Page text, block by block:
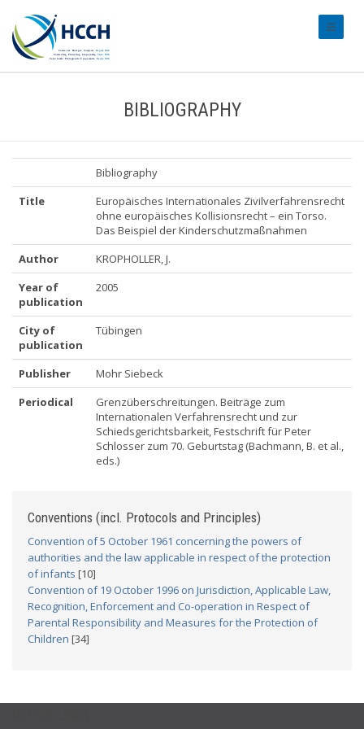
BIBLIOGRAPHY
Bibliography
Title
Europäisches Internationales Zivilverfahrensrecht
ohne europäisches Kollisionsrecht – ein Torso.
Das Beispiel der Kinderschutzmaßnahmen
Author
KROPHOLLER, J.
Year of
publication
2005
City of
publication
Tübingen
Publisher
Mohr Siebeck
Periodical
Grenzüberschreitungen. Beiträge zum
Internationalen Verfahrensrecht und zur
Schiedsgerichtsbarkeit, Festschrift für Peter
Schlosser zum 70. Geburtstag (Bachmann, B. et al.,
eds.)
Conventions (incl. Protocols and Principles)
Convention of 5 October 1961 concerning the powers of
authorities and the law applicable in respect of the protection
of infants [10]
Convention of 19 October 1996 on Jurisdiction, Applicable Law,
Recognition, Enforcement and Co-operation in Respect of
Parental Responsibility and Measures for the Protection of
Children [34]